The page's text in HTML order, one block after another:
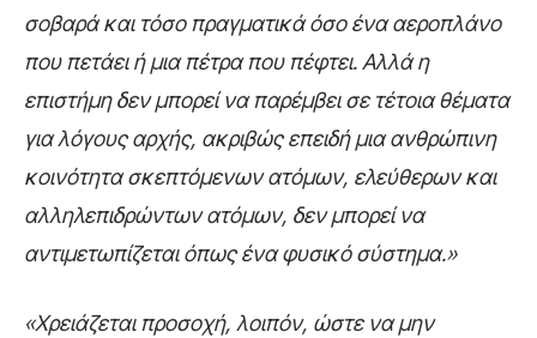
σοβαρά και τόσο πραγματικά όσο ένα αεροπλάνο
που πετάει ή μια πέτρα που πέφτει. Αλλά η
επιστήμη δεν μπορεί να παρέμβει σε τέτοια θέματα
για λόγους αρχής, ακριβώς επειδή μια ανθρώπινη
κοινότητα σκεπτόμενων ατόμων, ελεύθερων και
αλληλεπιδρώντων ατόμων, δεν μπορεί να
αντιμετωπίζεται όπως ένα φυσικό σύστημα.»
«Χρειάζεται προσοχή, λοιπόν, ώστε να μην